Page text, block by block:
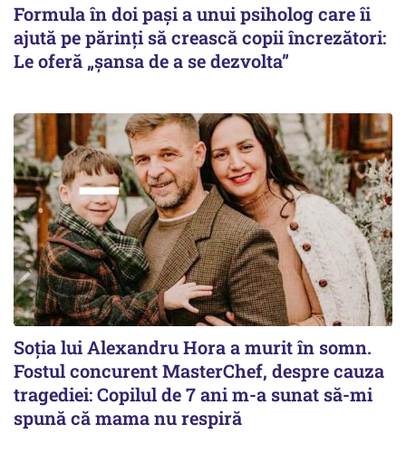
Formula în doi pași a unui psiholog care îi
ajută pe părinți să crească copii încrezători:
Le oferă „șansa de a se dezvolta”
Soția lui Alexandru Hora a murit în somn.
Fostul concurent MasterChef, despre cauza
tragediei: Copilul de 7 ani m-a sunat să-mi
spună că mama nu respiră